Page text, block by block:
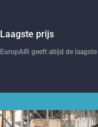
Laagste prijs
EuropAIR geeft altijd de